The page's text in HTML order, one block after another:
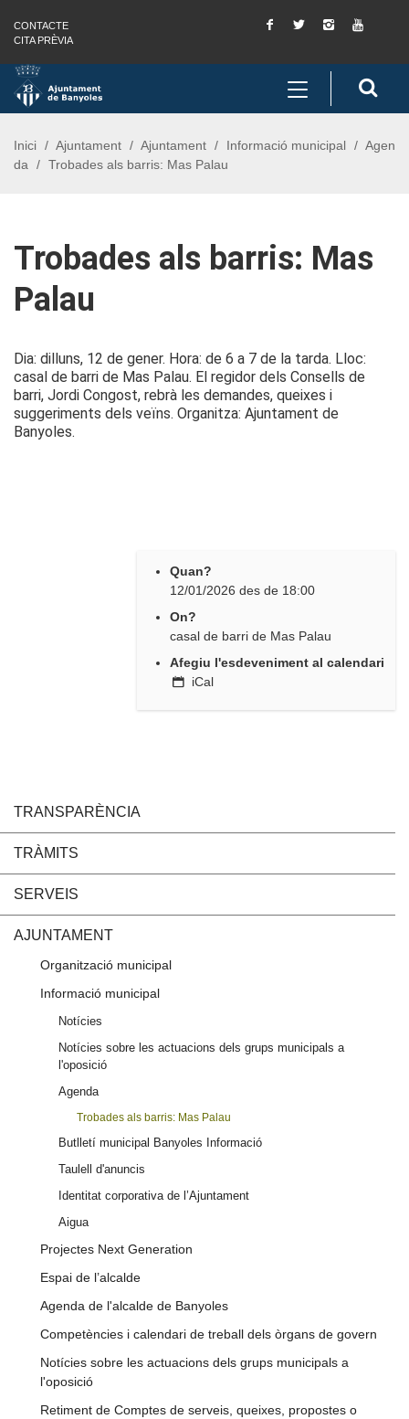
Saltar al contingut
Saltar a la navegació
Informació de contacte
CONTACTE
CITA PRÈVIA
Facebook
Twitter Instagram
Toggle
navigation
Inici Ajuntament Ajuntament Informació municipal
Agen
da
Trobades als barris: Mas Palau
Trobades als barris: Mas
Palau
Dia: dilluns, 12 de gener. Hora: de 6 a 7 de la tarda. Lloc:
casal de barri de Mas Palau. El regidor dels Consells de
barri, Jordi Congost, rebrà les demandes, queixes i
suggeriments dels veïns. Organitza: Ajuntament de
Banyoles.
Quan?
12/01/2026 des de 18:00
On?
casal de barri de Mas Palau
Afegiu l'esdeveniment al calendari
iCal
TRANSPARÈNCIA
TRÀMITS
SERVEIS
AJUNTAMENT
Organització municipal
Informació municipal
Notícies
Notícies sobre les actuacions dels grups municipals a
l'oposició
Agenda
Trobades als barris: Mas Palau
Butlletí municipal Banyoles Informació
Taulell d'anuncis
Identitat corporativa de l’Ajuntament
Aigua
Projectes Next Generation
Espai de l’alcalde
Agenda de l'alcalde de Banyoles
Competències i calendari de treball dels òrgans de govern
Notícies sobre les actuacions dels grups municipals a
l'oposició
Retiment de Comptes de serveis, queixes, propostes o